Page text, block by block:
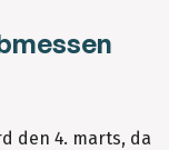
den 4. marts, da